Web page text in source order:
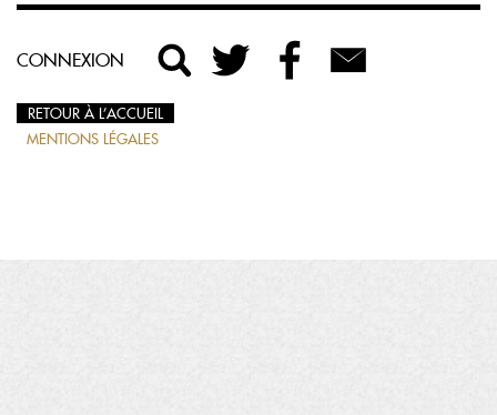
CONNEXION
RETOUR À L’ACCUEIL
MENTIONS LÉGALES